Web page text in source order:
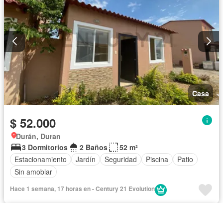
Casa
$ 52.000
Durán, Duran
3 Dormitorios
2 Baños
52 m²
Estacionamiento
Jardín Seguridad Piscina
Patio
Sin amoblar
Hace 1 semana, 17 horas en - Century 21 Evolution